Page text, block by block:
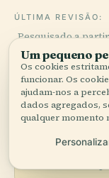
ÚLTIMA REVISÃO:
Pesquisado a
verificado ·
Explore
de Voiron no
Um pequeno
Os cookies
funcionar. Os
ajudam-nos a
dados agregados,
qualquer momento